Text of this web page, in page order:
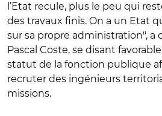
l’Etat recule, plus le peu qui
des travaux finis. On a un Etat
sur sa propre administration",
Pascal Coste, se disant
statut de la fonction publique
recruter des ingénieurs
missions.